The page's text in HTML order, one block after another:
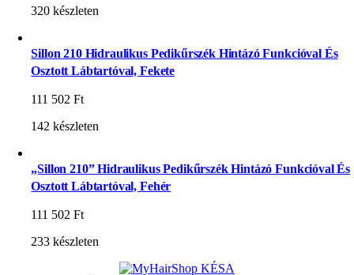
320 készleten
Sillon 210 Hidraulikus Pedikűrszék Hintázó Funkcióval És
Osztott Lábtartóval, Fekete
111 502Ft
142 készleten
„Sillon 210” Hidraulikus Pedikűrszék Hintázó Funkcióval És
Osztott Lábtartóval, Fehér
111 502Ft
233 készleten